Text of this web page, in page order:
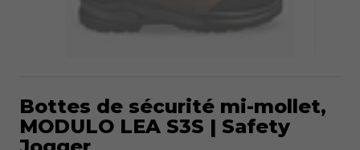
Bottes de sécurité mi-mollet,
MODULO LEA S3S | Safety